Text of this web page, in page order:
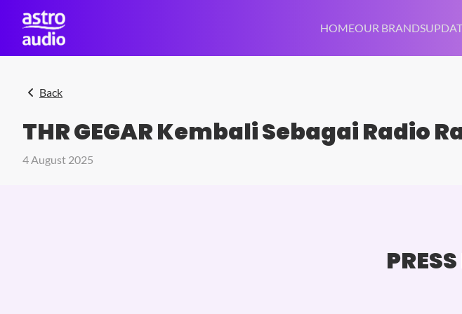
Skip to main content
HOMEOUR BRANDS
Back
THR GEGAR Kembali Sebagai Radio
4 August 2025